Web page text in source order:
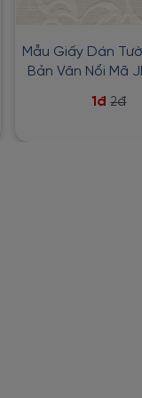
Mẫu Giấy Dán
Bản Vân Nổi Mã
1đ 2đ